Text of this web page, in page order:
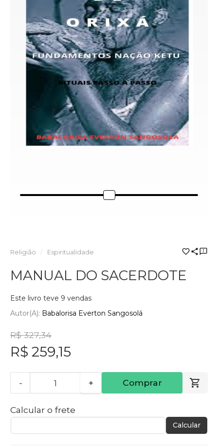
Religião Espiritualidade
MANUAL DO SACERDOTE
Este livro teve 9 vendas
Autor(a): Babalorisa Everton Sangosolá
R$ 327,34
R$ 259,15
- + Comprar
Calcular o frete
Calcular